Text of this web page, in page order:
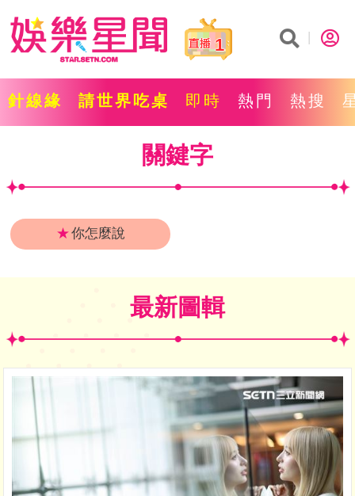
1
針線緣 請世界吃桌 即時 熱門 熱搜
關鍵字
★你怎麼說
最新圖輯